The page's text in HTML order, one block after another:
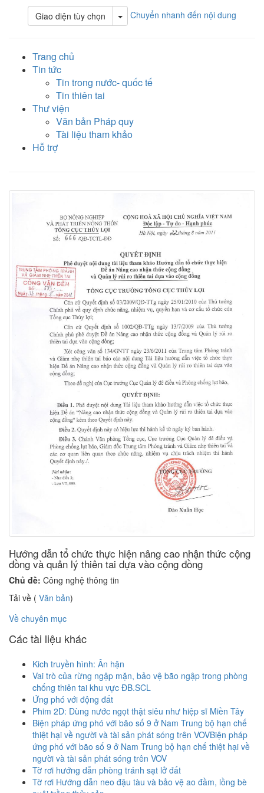
Giao diện tùy chọn Toggle Dropdown
Chuyển nhanh đến nội dung
Trang chủ
Tin tức
Tin trong nước- quốc tế
Tin thiên tai
Thư viện
Văn bản Pháp quy
Tài liệu tham khảo
Hỗ trợ
Hướng dẫn tổ chức thực hiện nâng cao nhận thức cộng
đồng và quản lý thiên tai dựa vào cộng đồng
Chủ đề: Công nghệ thông tin
Tải về ( Văn bản)
Về chuyên mục
Các tài liệu khác
Kich truyền hình: Ân hận
Vai trò của rừng ngập mặn, bảo vệ bão ngập trong phòng
chống thiên tai khu vực ĐB.SCL
Ứng phó với động đất
Phim 2D: Dùng nước ngọt thật siêu như hiệp sĩ Miền Tây
Biện pháp ứng phó với bão số 9 ở Nam Trung bộ hạn chế
thiệt hại về người và tài sản phát sóng trên VOVBiện pháp
ứng phó với bão số 9 ở Nam Trung bộ hạn chế thiệt hại về
người và tài sản phát sóng trên VOV
Tờ rơi hướng dẫn phòng tránh sạt lở đất
Tờ rơi Hướng dẫn neo đậu tàu và bảo vệ ao đầm, lồng bè